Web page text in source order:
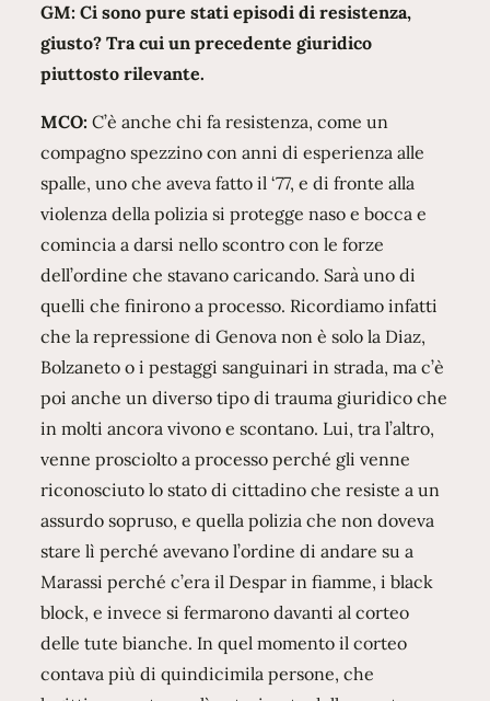
GM: Ci sono pure stati episodi di resistenza,
giusto? Tra cui un precedente giuridico
piuttosto rilevante.
MCO: C’è anche chi fa resistenza, come un
compagno spezzino con anni di esperienza alle
spalle, uno che aveva fatto il ‘77, e di fronte alla
violenza della polizia si protegge naso e bocca e
comincia a darsi nello scontro con le forze
dell’ordine che stavano caricando. Sarà uno di
quelli che finirono a processo. Ricordiamo infatti
che la repressione di Genova non è solo la Diaz,
Bolzaneto o i pestaggi sanguinari in strada, ma c’è
poi anche un diverso tipo di trauma giuridico che
in molti ancora vivono e scontano. Lui, tra l’altro,
venne prosciolto a processo perché gli venne
riconosciuto lo stato di cittadino che resiste a un
assurdo sopruso, e quella polizia che non doveva
stare lì perché avevano l’ordine di andare su a
Marassi perché c’era il Despar in fiamme, i black
block, e invece si fermarono davanti al corteo
delle tute bianche. In quel momento il corteo
contava più di quindicimila persone, che